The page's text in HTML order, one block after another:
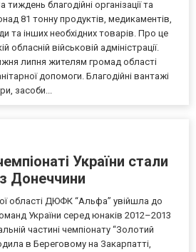
благодійні організації та
81 тонну продуктів, медикаментів,
та інших необхідних товарів. Про це
військовій адміністрації.
липня жителям громад області
допомоги. Благодійні вантажі
засоби...
України стали
Донеччини
області ДЮФК “Альфа” увійшла до
України серед юнаків 2012–2013
частині чемпіонату “Золотий
в Береговому на Закарпатті,